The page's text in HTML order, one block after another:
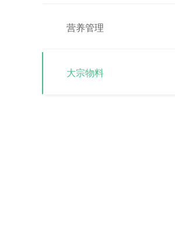
营养管理
大宗物料